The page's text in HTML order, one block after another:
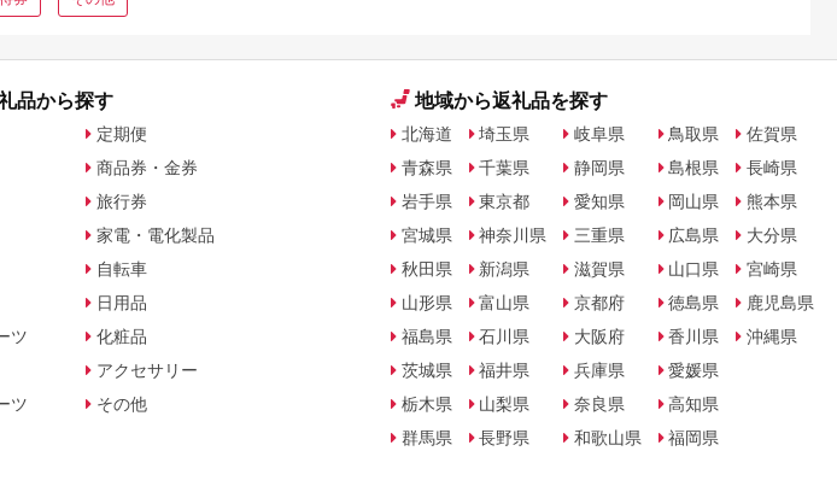
品から探す
ツ
ツ
定期便
商品券・金券
旅行券
家電・電化製品
自転車
日用品
化粧品
アクセサリー
その他
地域から返礼品を探す
北海道
青森県
岩手県
宮城県
秋田県
山形県
福島県
茨城県
栃木県
群馬県
埼玉県
千葉県
東京都
神奈川県
新潟県
富山県
石川県
福井県
山梨県
長野県
岐阜県
静岡県
愛知県
三重県
滋賀県
京都府
大阪府
兵庫県
奈良県
和歌山県
鳥取県
島根県
岡山県
広島県
山口県
徳島県
香川県
愛媛県
高知県
福岡県
佐賀県
長崎県
熊本県
大分県
宮崎県
鹿児島県
沖縄県